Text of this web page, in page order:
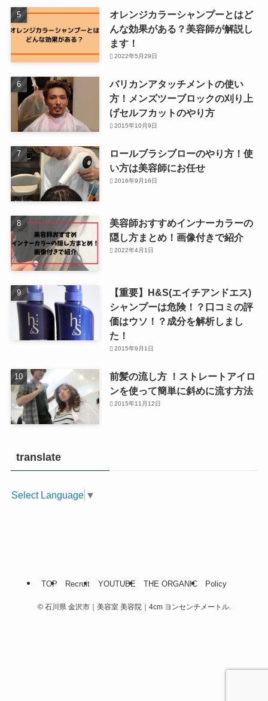
オレンジカラーシャンプーとはど
んな効果がある？美容師が解説し
ます！
2022年5月29日
バリカンアタッチメントの使い
方！メンズツーブロックの刈り上
げセルフカットのやり方
2015年10月9日
ロールブラシブローのやり方！使
い方は美容師にお任せ
2016年9月16日
美容師おすすめインナーカラーの
隠し方まとめ！画像付きで紹介
2022年4月1日
【重要】H&S(エイチアンドエス)
シャンプーは危険！？口コミの評
価はウソ！？成分を解析しまし
た！
2015年9月1日
前髪の流し方 ！ストレートアイロ
ンを使って簡単に斜めに流す方法
2015年11月12日
translate
Select Language ▼
TOP Recruit YOUTUBE THE ORGANIC Policy
©石川県 金沢市｜美容室 美容院｜4cm ヨンセンチメートル.